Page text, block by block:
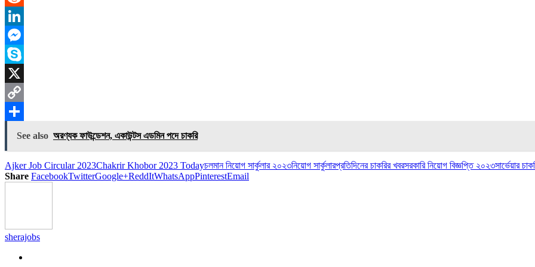
Reddit
LinkedIn
Messenger
Skype
X
Copy
Link
Share
See also অরণ্যক ফাউন্ডেশন, একাউন্টস এডমিন পদে চাকরি
Ajker Job Circular 2023Chakrir Khobor 2023 Todayচলমান নিয়োগ সার্কুলার ২০২৩নিয়োগ সার্কুলারপ্রতিদিনের চাকরির খবরসরকারি নিয়োগ বিজ্ঞপ্তি ২০২৩সার্ভেয়ার
Share FacebookTwitterGoogle+ReddItWhatsAppPinterestEmail
sherajobs